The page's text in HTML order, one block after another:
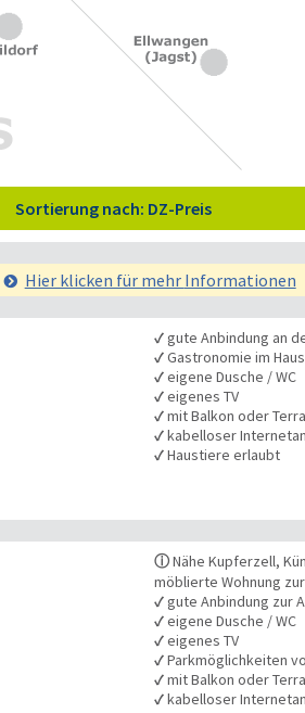
Sortierung nach: DZ-Preis
Hier klicken für mehr Informationen
✓gute Anbindung an
✓Gastronomie im Haus
✓eigene Dusche / WC
✓eigenes TV
✓mit Balkon oder
✓kabelloser
✓Haustiere erlaubt
ⓘNähe Kupferzell,
möblierte Wohnung
✓gute Anbindung zur
✓eigene Dusche / WC
✓eigenes TV
✓Parkmöglichkeiten
✓mit Balkon oder
✓kabelloser